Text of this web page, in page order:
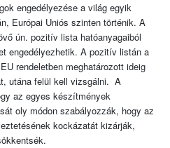
engedélyezése a világ egyik
Európai Uniós szinten történik. A
ún. pozitív lista hatóanyagaiból
engedélyezhetik. A pozitív listán a
rendeletben meghatározott ideig
utána felül kell vizsgálni. A
az egyes készítmények
oly módon szabályozzák, hogy az
kockázatát kizárják,